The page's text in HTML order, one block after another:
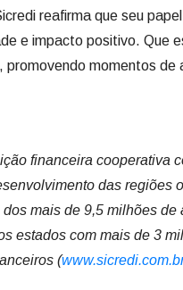
reafirma que seu
e impacto positivo. Que
promovendo momentos
financeira cooperativa
das regiões
mais de 9,5 milhões
estados com mais de 3
(